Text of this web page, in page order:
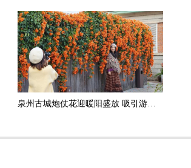
泉州古城炮仗花迎暖阳盛放 吸引游客打卡拍照